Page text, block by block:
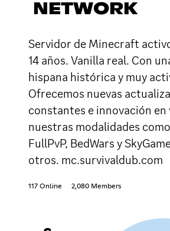
NETWORK
Servidor de Minecraft
14 años. Vanilla real. Con
hispana histórica y muy
Ofrecemos nuevas
constantes e innovación en
nuestras modalidades
FullPvP, BedWars y
otros. mc.survivaldub.com
117 Online 2,080 Members